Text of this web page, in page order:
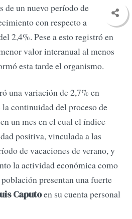
de un nuevo período de
con respecto a
2,4%. Pese a esto registró en
valor interanual al menos
esta tarde el organismo.
una variación de 2,7% en
continuidad del proceso de
un mes en el cual el índice
positiva, vinculada a las
de vacaciones de verano, y
la actividad económica como
presentan una fuerte
Caputoen su cuenta personal